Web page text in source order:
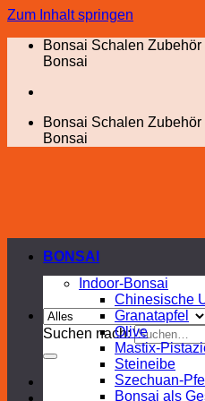
Zum Inhalt springen
Bonsai Schalen
Bonsai
Bonsai Schalen
Bonsai
Suchen nach:
BONSAI
Indoor-Bonsai
Chinesische
Granatapfel
Olive
Mastix-
Steineibe
Szechuan-
Bonsai als